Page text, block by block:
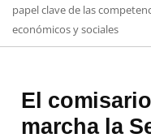
papel clave de las
económicos y sociales
El
marcha la